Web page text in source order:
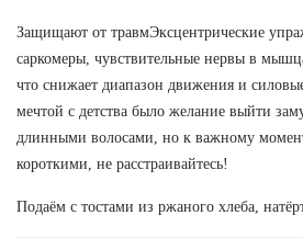
Защищают от травмЭксцентрические
саркомеры, чувствительные нервы в
что снижает диапазон движения и
мечтой с детства было желание выйти
длинными волосами, но к важному
короткими, не расстраивайтесь!
Подаём с тостами из ржаного хлеба,